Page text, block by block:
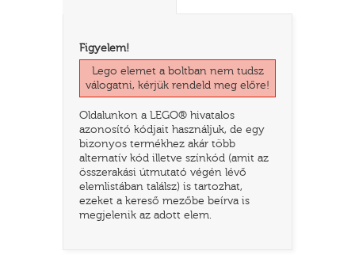
Figyelem!
Lego elemet a boltban nem tudsz
válogatni, kérjük rendeld meg előre!
Oldalunkon a LEGO® hivatalos
azonosító kódjait használjuk, de egy
bizonyos termékhez akár több
alternatív kód illetve színkód (amit az
összerakási útmutató végén lévő
elemlistában találsz) is tartozhat,
ezeket a kereső mezőbe beírva is
megjelenik az adott elem.